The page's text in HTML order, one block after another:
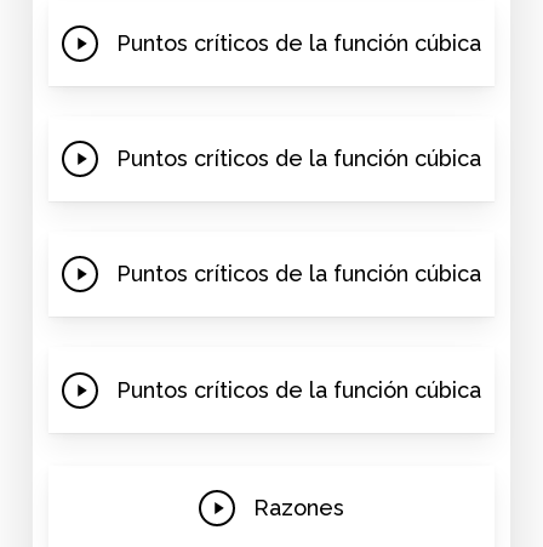
Play
Puntos críticos de la función cúbica
Play
Puntos críticos de la función cúbica
Play
Puntos críticos de la función cúbica
Play
Puntos críticos de la función cúbica
Play
Razones